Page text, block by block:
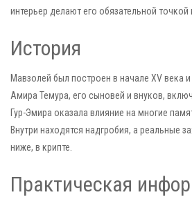
интерьер делают его обязательной точкой
История
Мавзолей был построен в начале XV века
Амира Темура, его сыновей и внуков,
Гур-Эмира оказала влияние на многие
Внутри находятся надгробия, а реальные
ниже, в крипте.
Практическая